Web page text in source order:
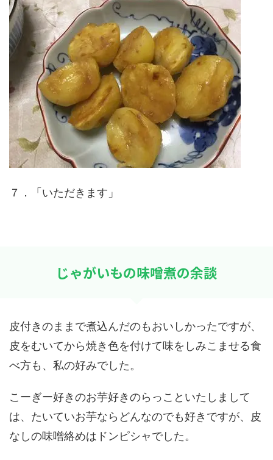
７．「いただきます」
じゃがいもの味噌煮の余談
皮付きのままで煮込んだのもおいしかったですが、
皮をむいてから焼き色を付けて味をしみこませる食
べ方も、私の好みでした。
こーぎー好きのお芋好きのらっこといたしまして
は、たいていお芋ならどんなのでも好きですが、皮
なしの味噌絡めはドンピシャでした。